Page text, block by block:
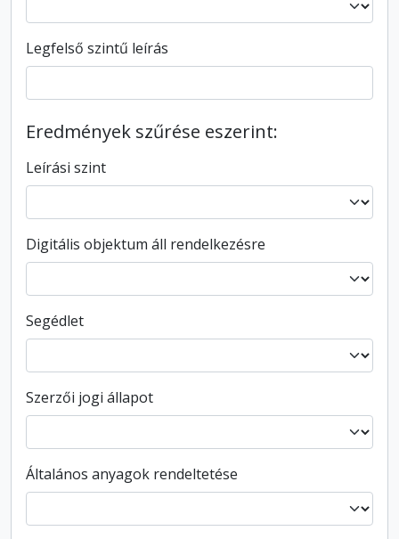
Legfelső szintű leírás
Eredmények szűrése eszerint:
Leírási szint
Digitális objektum áll rendelkezésre
Segédlet
Szerzői jogi állapot
Általános anyagok rendeltetése